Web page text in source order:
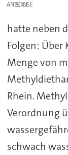
ANZEIGE
hatte neben
Folgen: Über
Menge von
Rhein.
Verordnung
schwach